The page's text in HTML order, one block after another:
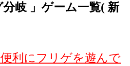
分岐 」ゲーム一覧( 新
利にフリゲを遊んで